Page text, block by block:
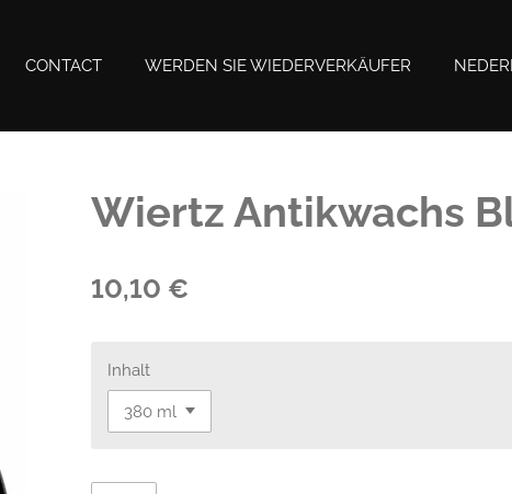
CONTACT WERDEN SIE WIEDERVERKÄUFER
Wiertz Antikwachs
10,10 €
Inhalt